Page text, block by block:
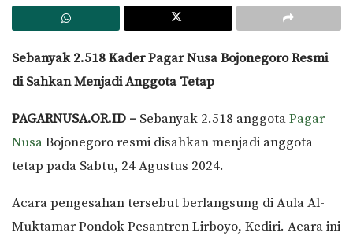
Sebanyak 2.518 Kader Pagar Nusa Bojonegoro Resmi
di Sahkan Menjadi Anggota Tetap
PAGARNUSA.OR.ID – Sebanyak 2.518 anggotaPagar
NusaBojonegoro resmi disahkan menjadi anggota
tetap pada Sabtu, 24 Agustus 2024.
Acara pengesahan tersebut berlangsung di Aula Al-
Muktamar Pondok Pesantren Lirboyo, Kediri. Acara ini